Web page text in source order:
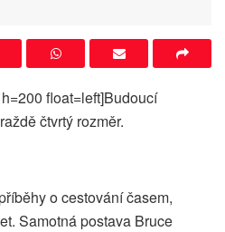
float=left]Budoucí
čtvrtý rozměr.
o cestování časem,
Samotná postava Bruce